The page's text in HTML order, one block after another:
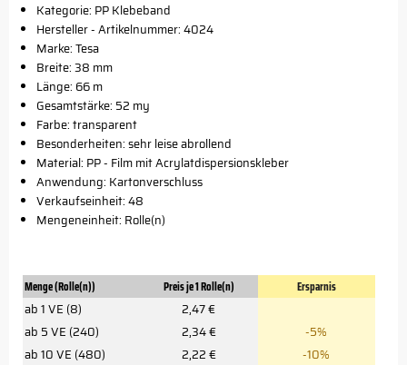
Kategorie: PP Klebeband
Hersteller - Artikelnummer: 4024
Marke: Tesa
Breite: 38 mm
Länge: 66 m
Gesamtstärke: 52 my
Farbe: transparent
Besonderheiten: sehr leise abrollend
Material: PP - Film mit Acrylatdispersionskleber
Anwendung: Kartonverschluss
Verkaufseinheit: 48
Mengeneinheit: Rolle(n)
Menge (Rolle(n)) Preis je 1 Rolle(n)
Ersparnis
ab 1 VE (8)
2,47 €
ab 5 VE (240)
2,34 €
-5%
ab 10 VE (480)
2,22 €
-10%